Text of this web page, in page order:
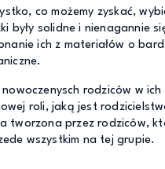
co możemy zyskać,
solidne i nienagannie
ich z materiałów o
rodziców w
roli, jaką jest
tworzona przez rodziców,
wszystkim na tej grupie.